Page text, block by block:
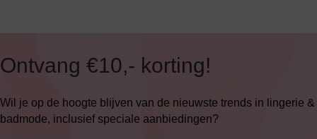
Ontvang €10,- korting!
Wil je op de hoogte blijven van de nieuwste trends in lingerie &
badmode, inclusief speciale aanbiedingen?